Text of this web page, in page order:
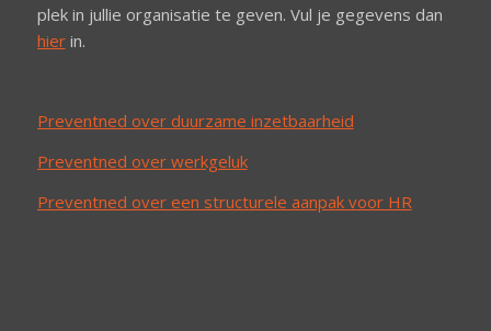
plek in jullie organisatie te geven. Vul je gegevens dan
hierin.
Preventned over duurzame inzetbaarheid
Preventned over werkgeluk
Preventned over een structurele aanpak voor HR